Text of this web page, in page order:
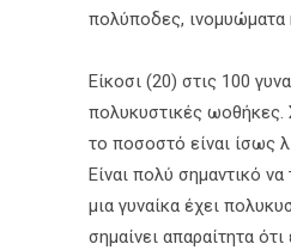
πολύποδες, ινομυώματα
Είκοσι (20) στις 100
πολυκυστικές ωοθήκες.
το ποσοστό είναι ίσως
Είναι πολύ σημαντικό
μια γυναίκα έχει
σημαίνει απαραίτητα